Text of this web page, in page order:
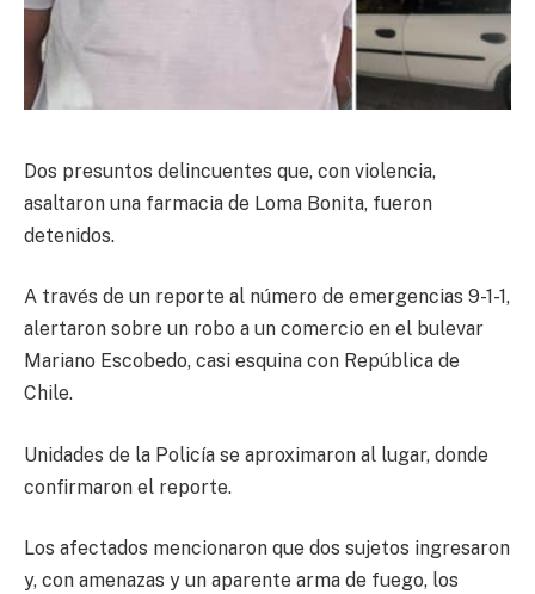
Dos presuntos delincuentes que, con violencia,
asaltaron una farmacia de Loma Bonita, fueron
detenidos.
A través de un reporte al número de emergencias 9-1-1,
alertaron sobre un robo a un comercio en el bulevar
Mariano Escobedo, casi esquina con República de
Chile.
Unidades de la Policía se aproximaron al lugar, donde
confirmaron el reporte.
Los afectados mencionaron que dos sujetos ingresaron
y, con amenazas y un aparente arma de fuego, los